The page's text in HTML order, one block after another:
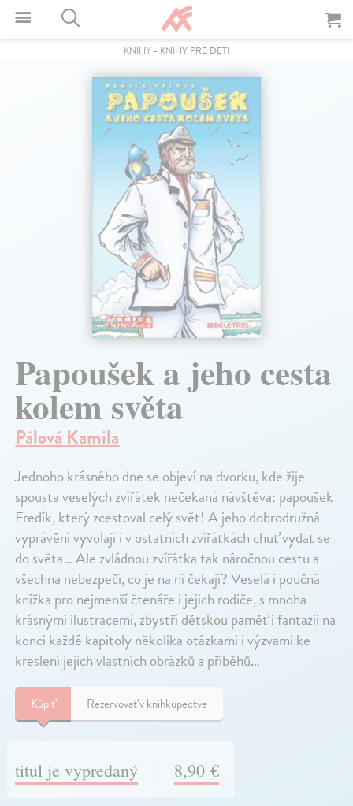
KNIHY - KNIHY PRE DETI
Papoušek a jeho cesta
kolem světa
Pálová Kamila
Jednoho krásného dne se objeví na dvorku, kde žije
spousta veselých zvířátek nečekaná návštěva: papoušek
Fredík, který zcestoval celý svět! A jeho dobrodružná
vyprávění vyvolají i v ostatních zvířátkách chuť vydat se
do světa… Ale zvládnou zvířátka tak náročnou cestu a
všechna nebezpečí, co je na ní čekají? Veselá i poučná
knížka pro nejmenší čtenáře i jejich rodiče, s mnoha
krásnými ilustracemi, zbystří dětskou paměť i fantazii na
konci každé kapitoly několika otázkami i výzvami ke
kreslení jejich vlastních obrázků a příběhů…
Kúpiť Rezervovať v kníhkupectve
titul je vypredaný 8,90 €